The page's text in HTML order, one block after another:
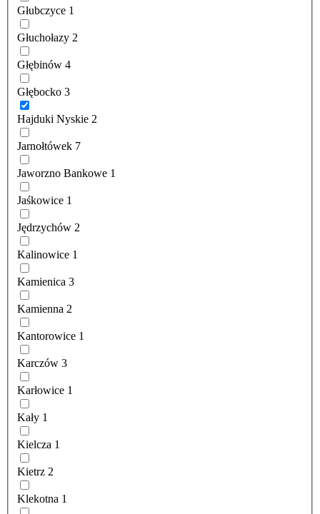
Głubczyce 1
Głuchołazy 2
Głębinów 4
Głębocko 3
Hajduki Nyskie 2
Jarnołtówek 7
Jaworzno Bankowe 1
Jaśkowice 1
Jędrzychów 2
Kalinowice 1
Kamienica 3
Kamienna 2
Kantorowice 1
Karczów 3
Karłowice 1
Kały 1
Kielcza 1
Kietrz 2
Klekotna 1